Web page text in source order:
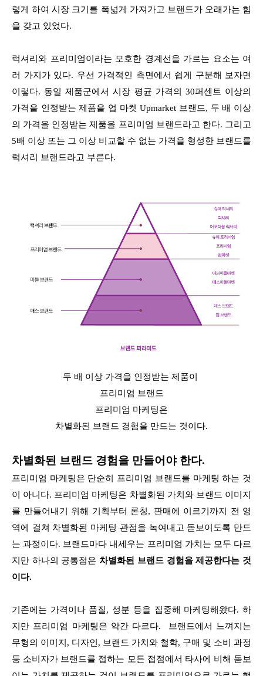
렇게 하여 시장 크기를 폭넓게 가져가고 브랜드가 오래가는 힘
을 갖고 있었다.
럭셔리와 프리미엄이라는 모호한 경계선을 가르는 요소는 여
러 가지가 있다. 우선 가격적인 측면에서 쉽게 구분해 보자면
이렇다. 동일 제품군에서 시장 평균 가격의 30퍼센트 이상의
가격을 인정받는 제품을 업 마켓 Upmarket 브랜드, 두 배 이상
의 가격을 인정받는 제품을 프리미엄 브랜드라고 한다. 그리고
5배 이상 또는 그 이상 비교할 수 없는 가격을 형성한 브랜드를
럭셔리 브랜드라고 부른다.
두 배 이상 가격을 인정받는 제품이
프리미엄 브랜드
프리미엄 마케팅은
차별화된 브랜드 경험을 만드는 것이다.
차별화된 브랜드 경험을 만들어야 한다.
프리미엄 마케팅은 단순히 프리미엄 브랜드를 마케팅 하는 것
이 아니다. 프리미엄 마케팅은 차별화된 가치와 브랜드 이미지
를 만들어내기 위해 기획부터 론칭, 판매에 이르기까지 전 영
역에 걸쳐 차별화된 마케팅 관점을 녹여내고 돋보이도록 만드
는 과정이다. 브랜드마다 내세우는 프리미엄 가치는 모두 다르
지만 하나의 공통점은 차별화된 브랜드 경험을 제공한다는 것
이다.
기존에는 가격이나 품질, 성분 등을 집중해 마케팅해왔다. 하
지만 프리미엄 마케팅은 약간 다르다. 브랜드에서 느껴지는
무형의 이미지, 디자인, 브랜드 가치와 철학, 구매 및 소비 과정
등 소비자가 브랜드를 접하는 모든 접점에서 타사에 비해 돋보